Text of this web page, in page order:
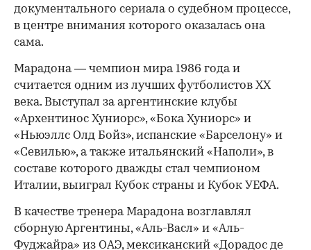
документального сериала о судебном процессе,
в центре внимания которого оказалась она
сама.
Марадона — чемпион мира 1986 года и
считается одним из лучших футболистов ХХ
века. Выступал за аргентинские клубы
«Архентинос Хуниорс», «Бока Хуниорс» и
«Ньюэллс Олд Бойз», испанские «Барселону» и
«Севилью», а также итальянский «Наполи», в
составе которого дважды стал чемпионом
Италии, выиграл Кубок страны и Кубок УЕФА.
В качестве тренера Марадона возглавлял
сборную Аргентины, «Аль-Васл» и «Аль-
Фуджайра» из ОАЭ, мексиканский «Дорадос де